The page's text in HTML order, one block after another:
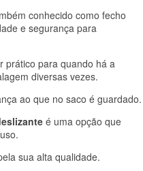
conhecido como fecho
e segurança para
prático para quando há a
diversas vezes.
ao que no saco é guardado.
é uma opção que
sua alta qualidade.